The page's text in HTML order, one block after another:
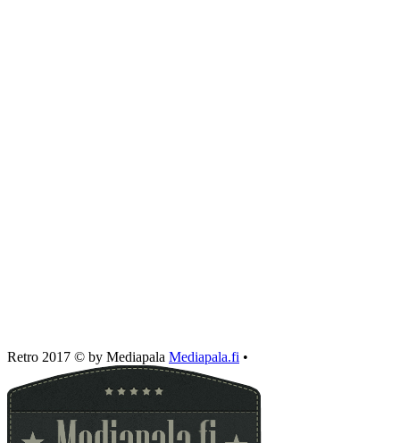
Retro 2017 © by Mediapala Mediapala.fi •